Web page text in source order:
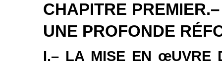
CHAPITRE
UNE PROFONDE
I.– LA MISE EN œUVRE